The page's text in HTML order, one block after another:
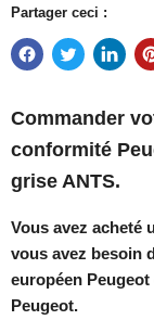
Partager ceci :
Commander
conformité
grise ANTS.
Vous avez acheté
vous avez besoin
européen
Peugeot.